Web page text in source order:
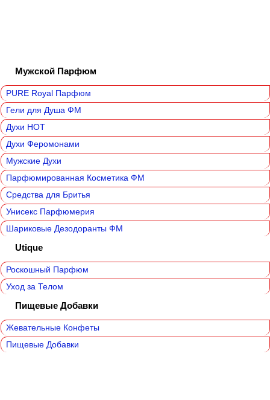
Мужской Парфюм
PURE Royal Парфюм
Гели для Душа ФМ
Духи HOT
Духи Феромонами
Мужские Духи
Парфюмированная Косметика ФМ
Средства для Бритья
Унисекс Парфюмерия
Шариковые Дезодоранты ФМ
Utique
Роскошный Парфюм
Уход за Телом
Пищевые Добавки
Жевательные Конфеты
Пищевые Добавки